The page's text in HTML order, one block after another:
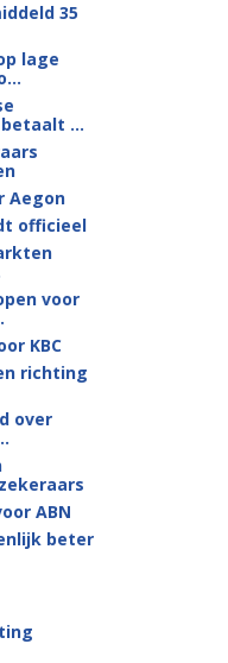
35
lage
...
Aegon
officieel
voor
KBC
richting
over
ABN
beter